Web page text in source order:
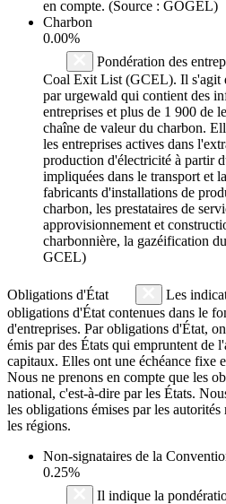
en compte. (Source : GOGEL)
Charbon
0.00%
Pondération des
Coal Exit List (GCEL). Il s'agit
par urgewald qui contient des
entreprises et plus de 1 900 de
chaîne de valeur du charbon.
les entreprises actives dans
production d'électricité à partir
impliquées dans le transport et
fabricants d'installations de
charbon, les prestataires de
approvisionnement et
charbonnière, la gazéification
GCEL)
Obligations d'État
Les
obligations d'État contenues dans le
d'entreprises. Par obligations d'État,
émis par des États qui empruntent de
capitaux. Elles ont une échéance fixe
Nous ne prenons en compte que les
national, c'est-à-dire par les États.
les obligations émises par les
les régions.
Non-signataires de la
0.25%
Il indique la